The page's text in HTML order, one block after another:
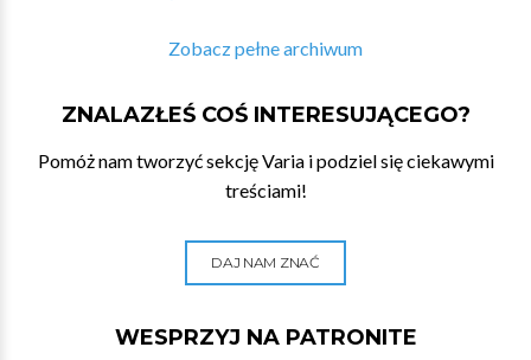
Zobacz pełne archiwum
ZNALAZŁEŚ COŚ INTERESUJĄCEGO?
Pomóż nam tworzyć sekcję Varia i podziel się ciekawymi
treściami!
DAJ NAM ZNAĆ
WESPRZYJ NA PATRONITE